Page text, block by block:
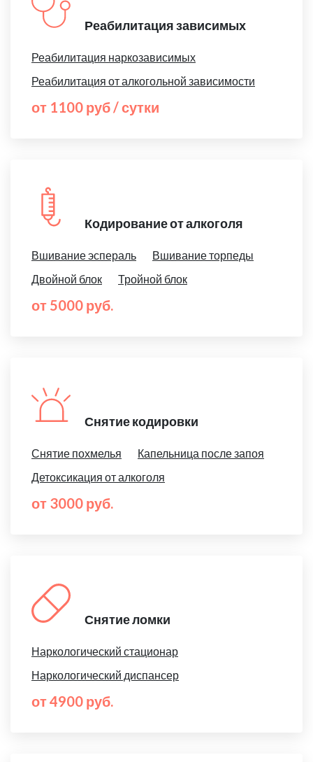
Реабилитация зависимых
Реабилитация наркозависимых
Реабилитация от алкогольной зависимости
от 1100 руб / сутки
Кодирование от алкоголя
Вшивание эспераль
Вшивание торпеды
Двойной блок
Тройной блок
от 5000 руб.
Снятие кодировки
Снятие похмелья
Капельница после запоя
Детоксикация от алкоголя
от 3000 руб.
Снятие ломки
Наркологический стационар
Наркологический диспансер
от 4900 руб.